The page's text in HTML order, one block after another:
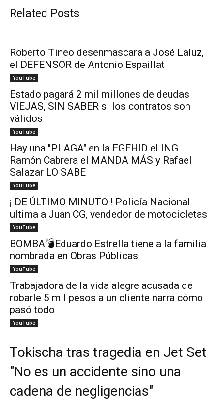
Related Posts
Roberto Tineo desenmascara a José Laluz,
el DEFENSOR de Antonio Espaillat
YouTube
Estado pagará 2 mil millones de deudas
VIEJAS, SIN SABER si los contratos son
válidos
YouTube
Hay una "PLAGA" en la EGEHID el ING.
Ramón Cabrera el MANDA MÁS y Rafael
Salazar LO SABE
YouTube
¡ DE ÚLTIMO MINUTO ! Policía Nacional
ultima a Juan CG, vendedor de motocicletas
YouTube
BOMBA💣Eduardo Estrella tiene a la familia
nombrada en Obras Públicas
YouTube
Trabajadora de la vida alegre acusada de
robarle 5 mil pesos a un cliente narra cómo
pasó todo
YouTube
Tokischa tras tragedia en Jet Set
"No es un accidente sino una
cadena de negligencias"